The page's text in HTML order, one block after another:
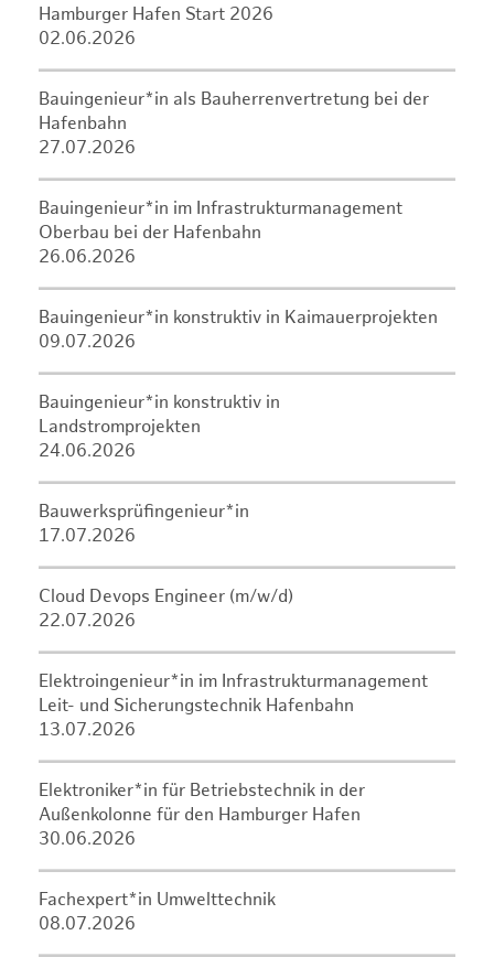
Hamburger Hafen Start 2026
02.06.2026
Bauingenieur*in als Bauherrenvertretung bei der
Hafenbahn
27.07.2026
Bauingenieur*in im Infrastrukturmanagement
Oberbau bei der Hafenbahn
26.06.2026
Bauingenieur*in konstruktiv in Kaimauerprojekten
09.07.2026
Bauingenieur*in konstruktiv in
Landstromprojekten
24.06.2026
Bauwerksprüfingenieur*in
17.07.2026
Cloud Devops Engineer (m/w/d)
22.07.2026
Elektroingenieur*in im Infrastrukturmanagement
Leit- und Sicherungstechnik Hafenbahn
13.07.2026
Elektroniker*in für Betriebstechnik in der
Außenkolonne für den Hamburger Hafen
30.06.2026
Fachexpert*in Umwelttechnik
08.07.2026